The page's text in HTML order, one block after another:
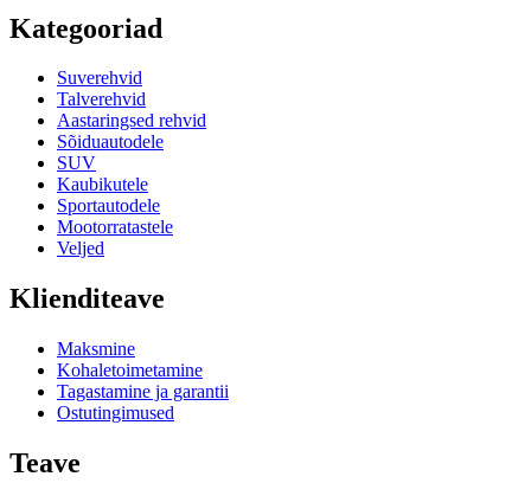
Kategooriad
Suverehvid
Talverehvid
Aastaringsed rehvid
Sõiduautodele
SUV
Kaubikutele
Sportautodele
Mootorratastele
Veljed
Klienditeave
Maksmine
Kohaletoimetamine
Tagastamine ja garantii
Ostutingimused
Teave